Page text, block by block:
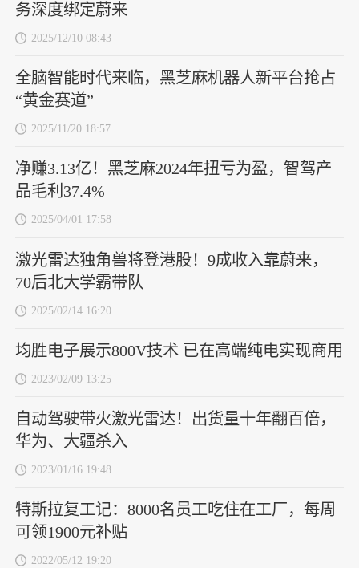
务深度绑定蔚来
2025/12/10 08:43
全脑智能时代来临，黑芝麻机器人新平台抢占
“黄金赛道”
2025/11/20 18:57
净赚3.13亿！黑芝麻2024年扭亏为盈，智驾产
品毛利37.4%
2025/04/01 17:58
激光雷达独角兽将登港股！9成收入靠蔚来，
70后北大学霸带队
2025/02/14 16:20
均胜电子展示800V技术 已在高端纯电实现商用
2023/02/09 13:25
自动驾驶带火激光雷达！出货量十年翻百倍，
华为、大疆杀入
2023/01/16 19:48
特斯拉复工记：8000名员工吃住在工厂，每周
可领1900元补贴
2022/05/12 19:20